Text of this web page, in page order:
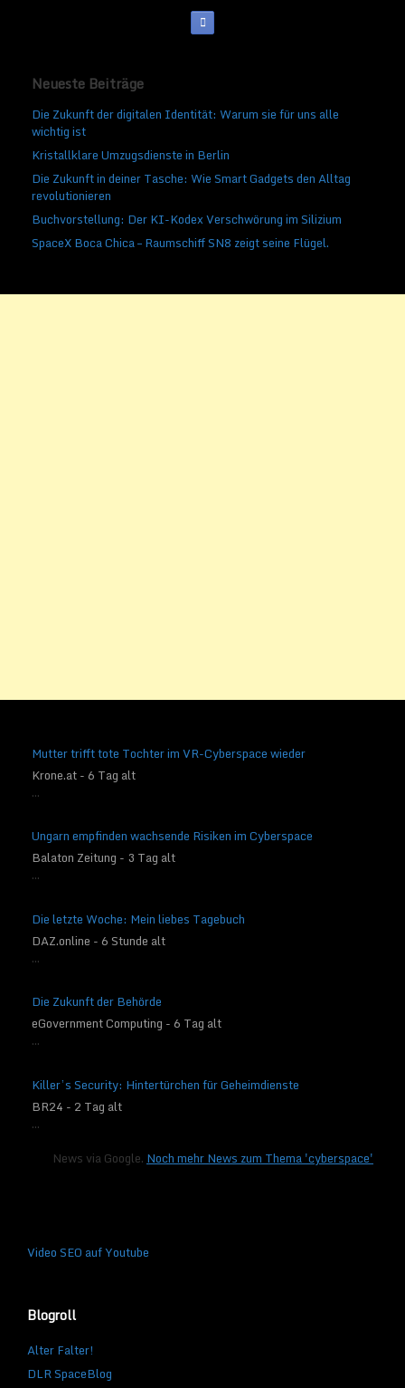
Neueste Beiträge
Die Zukunft der digitalen Identität: Warum sie für uns alle
wichtig ist
Kristallklare Umzugsdienste in Berlin
Die Zukunft in deiner Tasche: Wie Smart Gadgets den Alltag
revolutionieren
Buchvorstellung: Der KI-Kodex Verschwörung im Silizium
SpaceX Boca Chica – Raumschiff SN8 zeigt seine Flügel.
Mutter trifft tote Tochter im VR-Cyberspace wieder
Krone.at - 6 Tag alt
...
Ungarn empfinden wachsende Risiken im Cyberspace
Balaton Zeitung - 3 Tag alt
...
Die letzte Woche: Mein liebes Tagebuch
DAZ.online - 6 Stunde alt
...
Die Zukunft der Behörde
eGovernment Computing - 6 Tag alt
...
Killer’s Security: Hintertürchen für Geheimdienste
BR24 - 2 Tag alt
...
News via Google. Noch mehr News zum Thema 'cyberspace'
Video SEO auf Youtube
Blogroll
Alter Falter!
DLR SpaceBlog